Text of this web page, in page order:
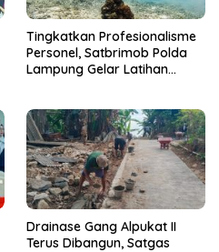
Tingkatkan Profesionalisme
Personel, Satbrimob Polda
Lampung Gelar Latihan
Drainase Gang Alpukat II
Terus Dibangun, Satgas